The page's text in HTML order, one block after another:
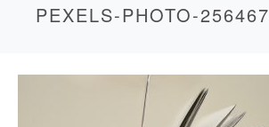
PEXELS-PHOTO-256467